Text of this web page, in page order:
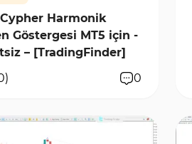
Harmonik
Göstergesi MT5 için -
– [TradingFinder]
) 0